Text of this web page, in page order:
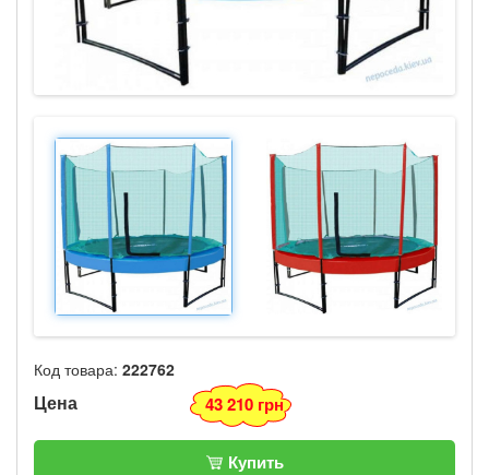
Код товара: 222762
Цена 43 210 грн
Купить